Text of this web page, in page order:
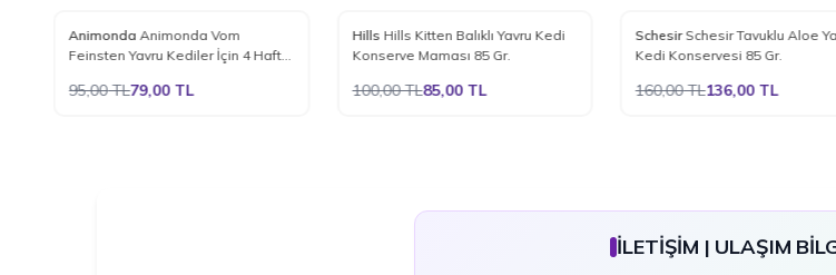
%17
Favorilere Ekle
AnimondaAnimonda Vom
Feinsten Yavru Kediler İçin 4 Hafta
95,00TL79,00TL
%15
Favorilere Ekle
Hills Hills Kitten Balıklı Yavru Kedi
Konserve Maması 85 Gr.
100,00TL85,00TL
%15
Favorilere Ekle
SchesirSchesir Tavuklu Aloe
Kedi Konservesi 85 Gr.
160,00TL136,00TL
İLETİŞİM | ULAŞIM